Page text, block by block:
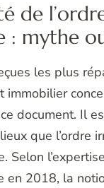
de
: mythe
les plus
immobilier
document. Il
que l’ordre
Selon
en 2018, la